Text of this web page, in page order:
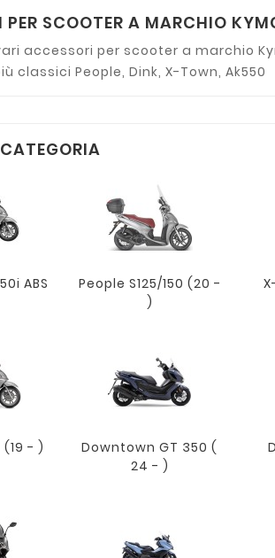
PER SCOOTER A MARCHIO
accessori per scooter a marchio
classici People, Dink, X-Town, Ak550
ABS
People S125/150 (20 -
)
(19 - )
Downtown GT 350 (
24 - )